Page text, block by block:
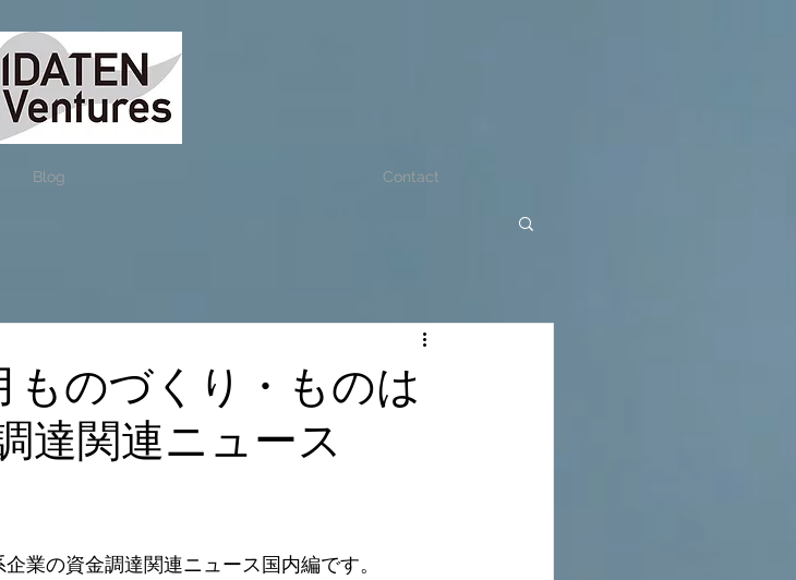
Blog Contact
ものづくり・ものは
達関連ニュース
業の資金調達関連ニュース国内編です。